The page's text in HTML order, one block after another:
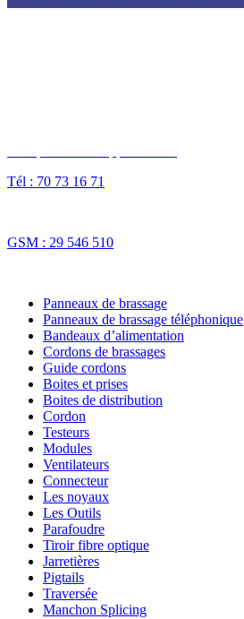
Tél : 70 73 16 71
GSM : 29 546 510
Panneaux de brassage
Panneaux de brassage téléphonique
Bandeaux d’alimentation
Cordons de brassages
Guide cordons
Boites et prises
Boites de distribution
Cordon
Testeurs
Modules
Ventilateurs
Connecteur
Les noyaux
Les Outils
Parafoudre
Tiroir fibre optique
Jarretières
Pigtails
Traversée
Manchon Splicing